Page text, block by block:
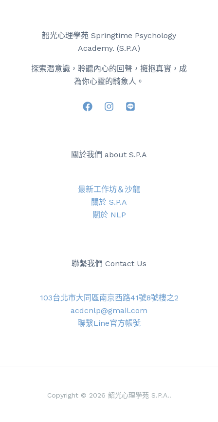
韶光心理學苑 Springtime Psychology
Academy. (S.P.A)
探索潛意識，聆聽內心的回聲，擁抱真實，成
為你心靈的騎象人。
關於我們 about S.P.A
最新工作坊＆沙龍
關於 S.P.A
關於 NLP
聯繫我們 Contact Us
103台北市大同區南京西路41號8號樓之2
acdcnlp@gmail.com
聯繫Line官方帳號
Copyright © 2026 韶光心理學苑 S.P.A..